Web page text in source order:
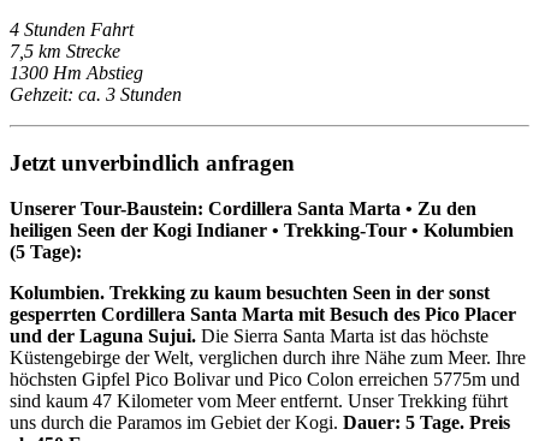
4 Stunden Fahrt
7,5 km Strecke
1300 Hm Abstieg
Gehzeit: ca. 3 Stunden
Jetzt unverbindlich anfragen
Unserer Tour-Baustein: Cordillera Santa Marta • Zu den
heiligen Seen der Kogi Indianer • Trekking-Tour • Kolumbien
(5 Tage):
Kolumbien. Trekking zu kaum besuchten Seen in der sonst
gesperrten Cordillera Santa Marta mit Besuch des Pico Placer
und der Laguna Sujui. Die Sierra Santa Marta ist das höchste
Küstengebirge der Welt, verglichen durch ihre Nähe zum Meer. Ihre
höchsten Gipfel Pico Bolivar und Pico Colon erreichen 5775m und
sind kaum 47 Kilometer vom Meer entfernt. Unser Trekking führt
uns durch die Paramos im Gebiet der Kogi. Dauer: 5 Tage. Preis